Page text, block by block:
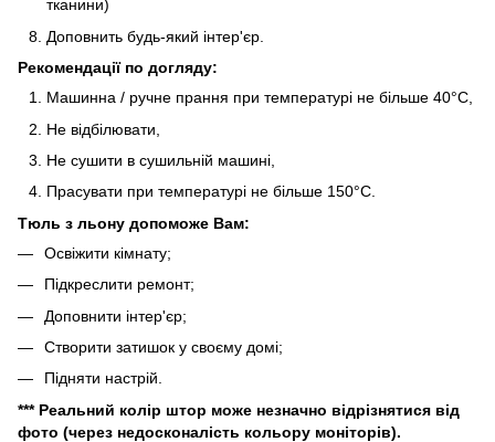
тканини)
Доповнить будь-який інтер'єр.
Рекомендації по догляду:
Машинна / ручне прання при температурі не більше 40°C,
Не відбілювати,
Не сушити в сушильній машині,
Прасувати при температурі не більше 150°C.
Тюль з льону допоможе Вам:
Освіжити кімнату;
Підкреслити ремонт;
Доповнити інтер'єр;
Створити затишок у своєму домі;
Підняти настрій.
*** Реальний колір штор може незначно відрізнятися від
фото (через недосконалість кольору моніторів).